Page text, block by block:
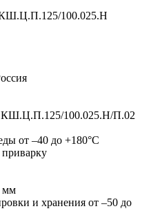
100.025.Н
КШ.Ц.П.125/100.025.Н/П.02
от –40 до +180°C
мм
и хранения от –50 до